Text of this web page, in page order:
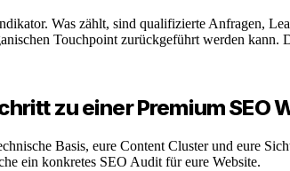
Was zählt, sind qualifizierte Anfragen,
Touchpoint zurückgeführt werden
zu einer Premium SEO
Basis, eure Content Cluster und eure
ein konkretes SEO Audit für eure Website.